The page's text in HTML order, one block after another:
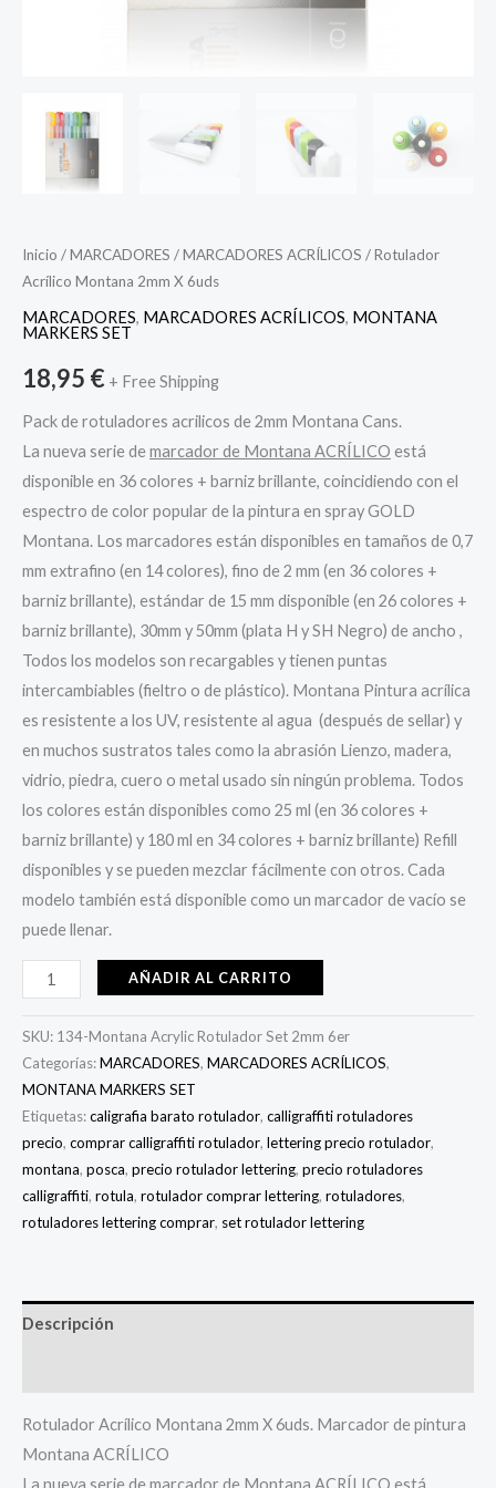
Inicio /MARCADORES /MARCADORES ACRÍLICOS / Rotulador
Acrílico Montana 2mm X 6uds
MARCADORES, MARCADORES ACRÍLICOS, MONTANA
MARKERS SET
18,95 € + Free Shipping
Pack de rotuladores acrilicos de 2mm Montana Cans.
La nueva serie demarcador de Montana ACRÍLICO está
disponible en 36 colores + barniz brillante, coincidiendo con el
espectro de color popular de la pintura en spray GOLD
Montana. Los marcadores están disponibles en tamaños de 0,7
mm extrafino (en 14 colores), fino de 2 mm (en 36 colores +
barniz brillante), estándar de 15 mm disponible (en 26 colores +
barniz brillante), 30mm y 50mm (plata H y SH Negro) de ancho ,
Todos los modelos son recargables y tienen puntas
intercambiables (fieltro o de plástico). Montana Pintura acrílica
es resistente a los UV, resistente al agua (después de sellar) y
en muchos sustratos tales como la abrasión Lienzo, madera,
vidrio, piedra, cuero o metal usado sin ningún problema. Todos
los colores están disponibles como 25 ml (en 36 colores +
barniz brillante) y 180 ml en 34 colores + barniz brillante) Refill
disponibles y se pueden mezclar fácilmente con otros. Cada
modelo también está disponible como un marcador de vacío se
puede llenar.
AÑADIR AL CARRITO
SKU: 134-Montana Acrylic Rotulador Set 2mm 6er
Categorías:MARCADORES, MARCADORES ACRÍLICOS,
MONTANA MARKERS SET
Etiquetas:caligrafia barato rotulador, calligraffiti rotuladores
precio, comprar calligraffiti rotulador, lettering precio rotulador,
montana, posca, precio rotulador lettering, precio rotuladores
calligraffiti, rotula, rotulador comprar lettering, rotuladores,
rotuladores lettering comprar, set rotulador lettering
Descripción
Rotulador Acrílico Montana 2mm X 6uds. Marcador de pintura
Montana ACRÍLICO
La nueva serie demarcador de Montana ACRÍLICO está